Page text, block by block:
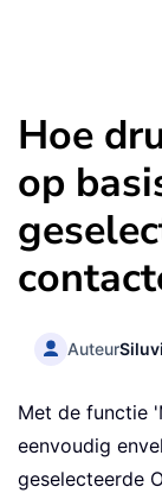
Hoe
op
Auteur
Met de functie
eenvoudig
geselecteerde